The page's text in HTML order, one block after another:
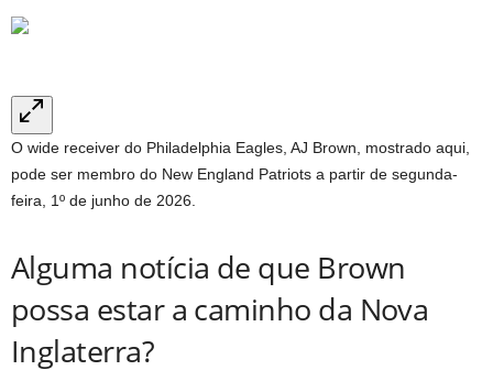
O wide receiver do Philadelphia Eagles, AJ Brown, mostrado aqui,
pode ser membro do New England Patriots a partir de segunda-
feira, 1º de junho de 2026.
Alguma notícia de que Brown
possa estar a caminho da Nova
Inglaterra?